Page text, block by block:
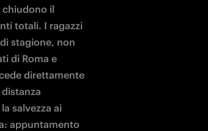
chiudono il
totali. I ragazzi
stagione, non
di Roma e
direttamente
salvezza ai
appuntamento